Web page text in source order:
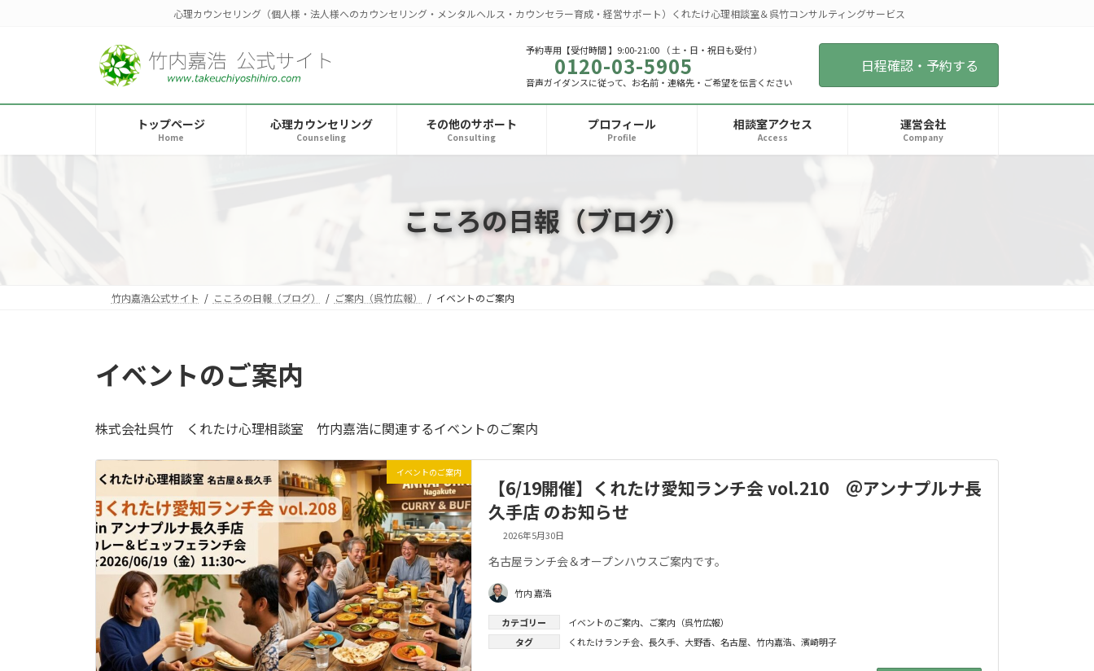
へ
ョ
心理カウンセリング（個人様・法人様へのカウンセリング・メンタルヘルス・カウンセラー育成・経営サポート）くれたけ心理相談室＆呉竹コンサルティングサービス
予約専用【受付時間 】9:00-21:00 （ 土・日・祝日も受付 ）
0120-03-5905
音声ガイダンスに従って、お名前・連絡先・ご希望を伝言ください
日程確認・予約する
トップページ
Home
心理カウンセリング
Counseling
その他のサポート
Consulting
プロフィール
Profile
相談室アクセス
Access
運営会社
Company
こころの日報（ブログ）
竹内嘉浩公式サイト こころの日報（ブログ） ご案内（呉竹広報） イベントのご案内
イベントのご案内
株式会社呉竹 くれたけ心理相談室 竹内嘉浩に関連するイベントのご案内
イベントのご案内
【6/19開催】くれたけ愛知ランチ会 vol.210 ＠アンナプルナ長
久手店 のお知らせ
2026年5月30日
名古屋ランチ会＆オープンハウスご案内です。
竹内 嘉浩
カテゴリー イベントのご案内、
ご案内（呉竹広報）
タグ
くれたけランチ会、 長久手、 大野香、 名古屋、 竹内嘉浩、 濱崎明子